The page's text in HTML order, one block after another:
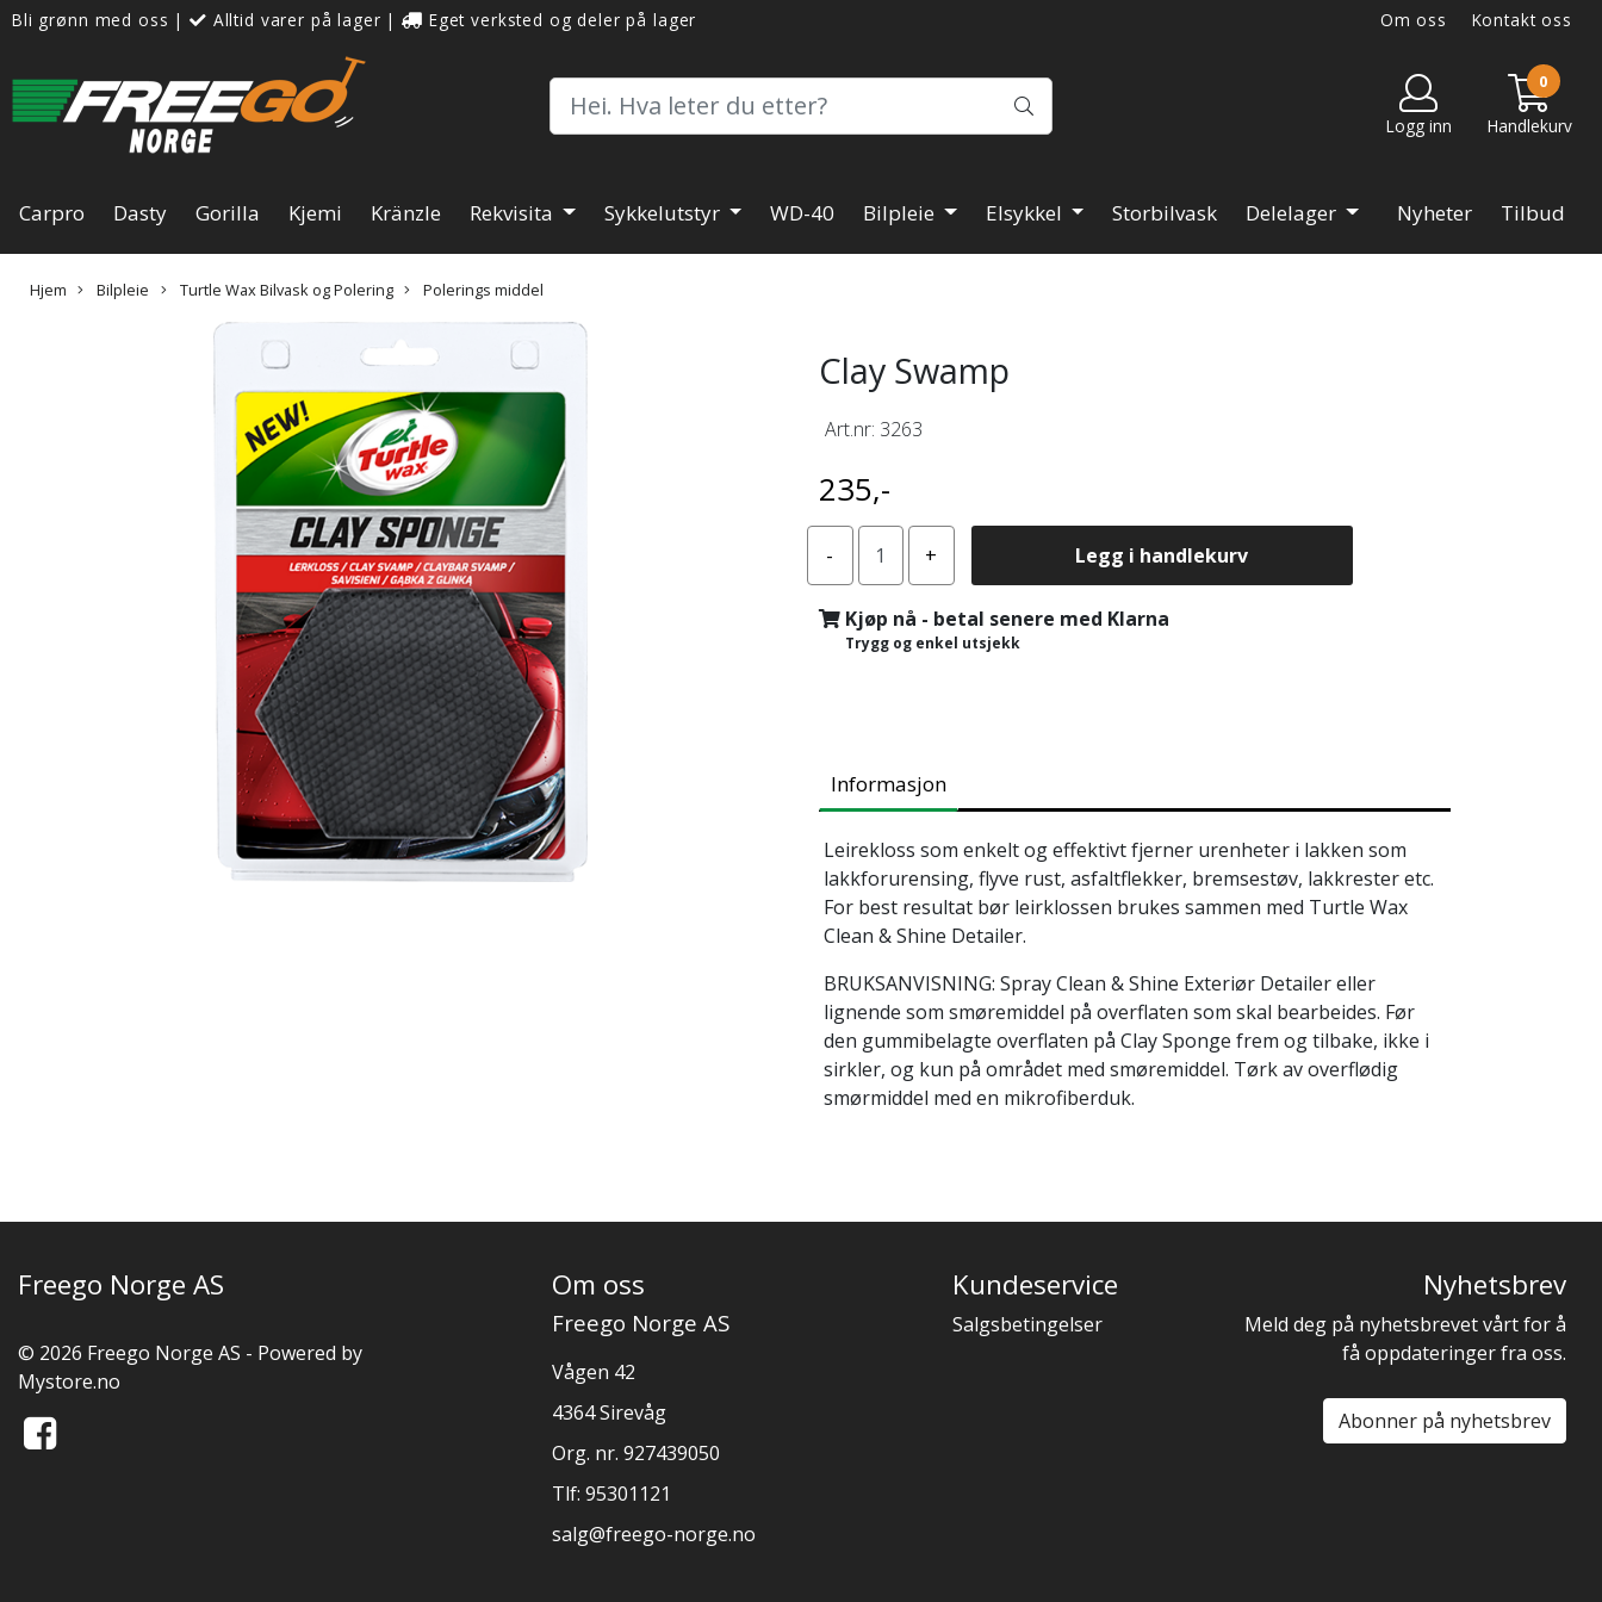
Bli grønn med oss | Alltid varer på lager | Eget verksted og deler på lager Om oss Kontakt oss
Logg inn
0
Handlekurv
Carpro Dasty Gorilla Kjemi Kränzle Rekvisita Sykkelutstyr WD-40 Bilpleie Elsykkel Storbilvask Delelager Nyheter Tilbud
Hjem Bilpleie Turtle Wax Bilvask og Polering Polerings middel
Clay Swamp
Art.nr: 3263
235,-
Legg i handlekurv
Kjøp nå - betal senere med Klarna
Trygg og enkel utsjekk
Informasjon
Leirekloss som enkelt og effektivt fjerner urenheter i lakken som
lakkforurensing, flyve rust, asfaltflekker, bremsestøv, lakkrester etc.
For best resultat bør leirklossen brukes sammen med Turtle Wax
Clean & Shine Detailer.
BRUKSANVISNING: Spray Clean & Shine Exteriør Detailer eller
lignende som smøremiddel på overflaten som skal bearbeides. Før
den gummibelagte overflaten på Clay Sponge frem og tilbake, ikke i
sirkler, og kun på området med smøremiddel. Tørk av overflødig
smørmiddel med en mikrofiberduk.
Freego Norge AS
© 2026 Freego Norge AS - Powered by
Mystore.no
Om oss
Freego Norge AS
Vågen 42
4364 Sirevåg
Org. nr. 927439050
Tlf: 95301121
salg@freego-norge.no
Kundeservice
Salgsbetingelser
Nyhetsbrev
Meld deg på nyhetsbrevet vårt for å
få oppdateringer fra oss.
Abonner på nyhetsbrev